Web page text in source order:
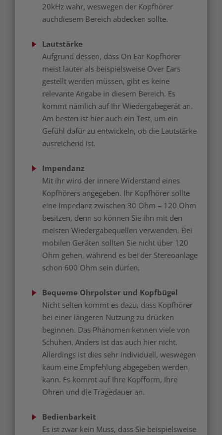
20kHz wahr, weswegen der Kopfhörer
auchdiesem Bereich abdecken sollte.
Lautstärke
Aufgrund dessen, dass On Ear Kopfhörer
meist lauter als beispielsweise Over Ears
gestellt werden müssen, gibt es keine
relevante Angabe in diesem Bereich. Es
kommt nämlich auf Ihr Wiedergabegerät an.
Am besten ist hier auch ein Test, um ein
Gefühl dafür zu entwickeln, ob die Lautstärke
ausreichend ist.
Impendanz
Mit ihr wird der innere Widerstand eines
Kopfhörers angegeben. Ihr Kopfhörer sollte
eine Impedanz zwischen 30 Ohm – 120 Ohm
besitzen, denn so können Sie ihn mit den
meisten Wiedergabequellen verwenden. Bei
mobilen Geräten sollten Sie nicht über 120
Ohm gehen, während es bei der Stereoanlage
schon 600 Ohm sein dürfen.
Bequeme Ohrpolster und Kopfbügel
Nicht selten kommt es dazu, dass Kopfhörer
bei einer längeren Nutzung zu drücken
beginnen. Das Phänomen kennen viele von
Schuhen. Anders ist das auch hier nicht.
Allerdings ist dies sehr individuell, weswegen
kaum eine Empfehlung abgegeben werden
kann. Es kommt auf Ihre Kopfform, Ihre
Ohren und die Tragedauer an.
Bedienbarkeit
Es ist zwar kein Muss, dass Sie beispielsweise